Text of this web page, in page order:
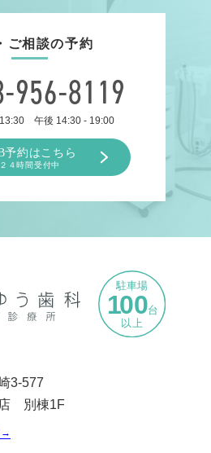
ご相談の予約
956-8119
午後 14:30 - 19:00
3-577
店 別棟1F
→